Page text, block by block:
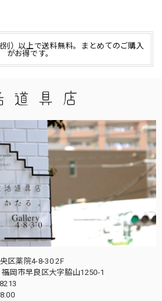
別）以上で送料無料。まとめてのご購入
がお得です。
中央区薬院4-8-30 2F
福岡市早良区大字脇山1250-1